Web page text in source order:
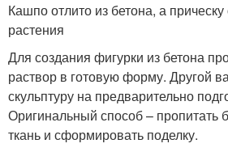
Кашпо отлито из бетона, а
растения
Для создания фигурки из бетона
раствор в готовую форму. Другой
скульптуру на предварительно
Оригинальный способ – пропитать
ткань и сформировать поделку.